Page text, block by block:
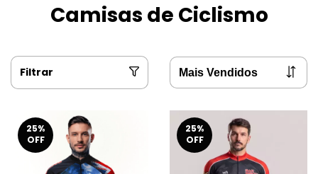
Camisas de Ciclismo
Filtrar
25%
OFF
25%
OFF